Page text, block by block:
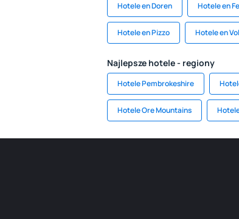
Hotele en Doren Hotele en
Hotele en Pizzo Hotele en
Najlepsze hotele - regiony
Hotele Pembrokeshire
Hotele Ore Mountains